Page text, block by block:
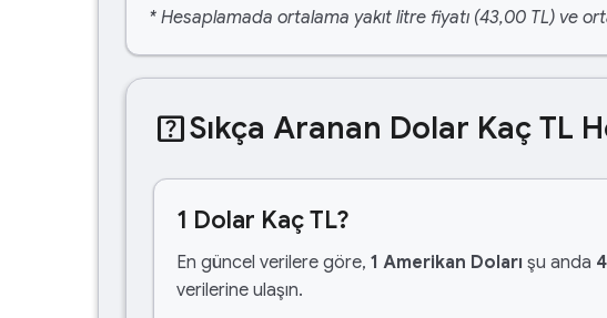
* Hesaplamada ortalama yakıt litre fiyatı (43,00 TL) ve
help_centerSıkça Aranan Dolar Kaç TL
1 Dolar Kaç TL?
En güncel verilere göre, 1 Amerikan Doları şu anda
verilerine ulaşın.